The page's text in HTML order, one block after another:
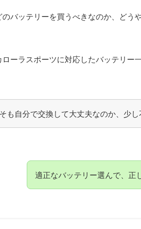
バッテリーを買うべきなのか、ど
ーラスポーツに対応したバッテリー
も自分で交換して大丈夫なのか、少し
適正なバッテリー選んで、正